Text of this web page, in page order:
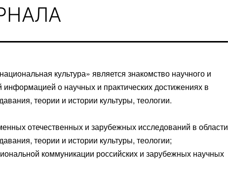
культура» является знакомство научного и
о научных и практических достижениях в
теории и истории культуры, теологии.
отечественных и зарубежных исследований в области
теории и истории культуры, теологии;
коммуникации российских и зарубежных научных